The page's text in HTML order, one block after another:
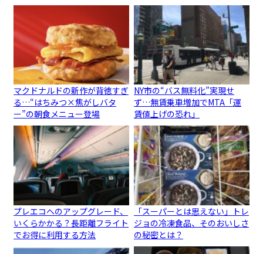
マクドナルドの新作が背徳すぎ
る…“はちみつ×焦がしバタ
ー”の朝食メニュー登場
NY市の“バス無料化”実現せ
ず…無賃乗車増加でMTA「運
賃値上げの恐れ」
プレエコへのアップグレード、
いくらかかる？長距離フライト
でお得に利用する方法
「スーパーとは思えない」トレ
ジョの冷凍食品、そのおいしさ
の秘密とは？